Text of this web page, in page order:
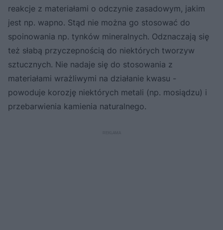
reakcje z materiałami o odczynie zasadowym, jakim
jest np. wapno. Stąd nie można go stosować do
spoinowania np. tynków mineralnych. Odznaczają się
też słabą przyczepnością do niektórych tworzyw
sztucznych. Nie nadaje się do stosowania z
materiałami wrażliwymi na działanie kwasu -
powoduje korozję niektórych metali (np. mosiądzu) i
przebarwienia kamienia naturalnego.